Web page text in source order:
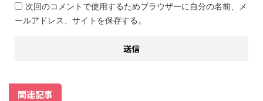
次回のコメントで使用するためブラウザーに自分の名前、メ
ールアドレス、サイトを保存する。
関連記事